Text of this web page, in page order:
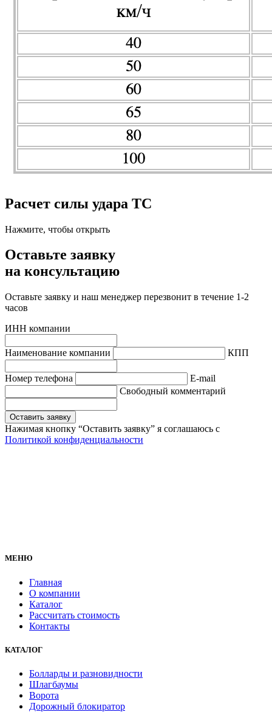
Расчет силы удара ТС
Нажмите, чтобы открыть
Оставьте заявку
на консультацию
Оставьте заявку и наш менеджер перезвонит в течение 1-2
часов
ИНН компании
Наименование компании КПП
Hомер телефона
E-mail
Свободный комментарий
Оставить заявку
Нажимая кнопку “Оставить заявку” я соглашаюсь с
Политикой конфиденциальности
МЕНЮ
Главная
О компании
Каталог
Рассчитать стоимость
Контакты
КАТАЛОГ
Болларды и разновидности
Шлагбаумы
Ворота
Дорожный блокиратор